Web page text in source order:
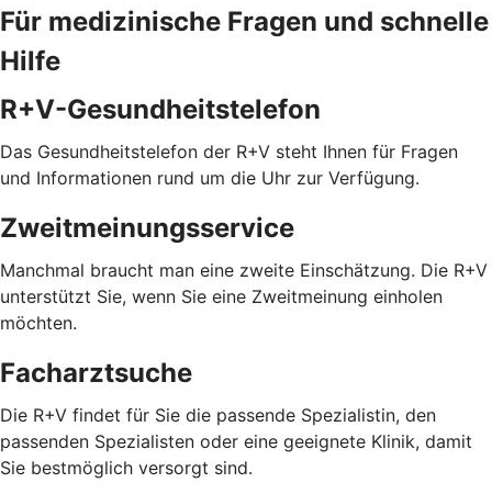
Für medizinische Fragen und schnelle
Hilfe
R+V-Gesundheitstelefon
Das Gesundheitstelefon der R+V steht Ihnen für Fragen
und Informationen rund um die Uhr zur Verfügung.
Zweitmeinungsservice
Manchmal braucht man eine zweite Einschätzung. Die R+V
unterstützt Sie, wenn Sie eine Zweitmeinung einholen
möchten.
Facharztsuche
Die R+V findet für Sie die passende Spezialistin, den
passenden Spezialisten oder eine geeignete Klinik, damit
Sie bestmöglich versorgt sind.